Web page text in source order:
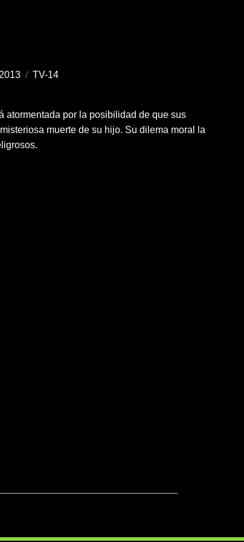
2013 / TV-14
atormentada por la posibilidad de que sus
muerte de su hijo. Su dilema moral la